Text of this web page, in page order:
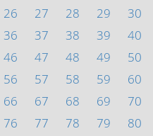
26 27 28 29
30
36 37 38 39
40
46 47 48 49
50
56 57 58 59
60
66 67 68 69
70
76 77 78 79
80